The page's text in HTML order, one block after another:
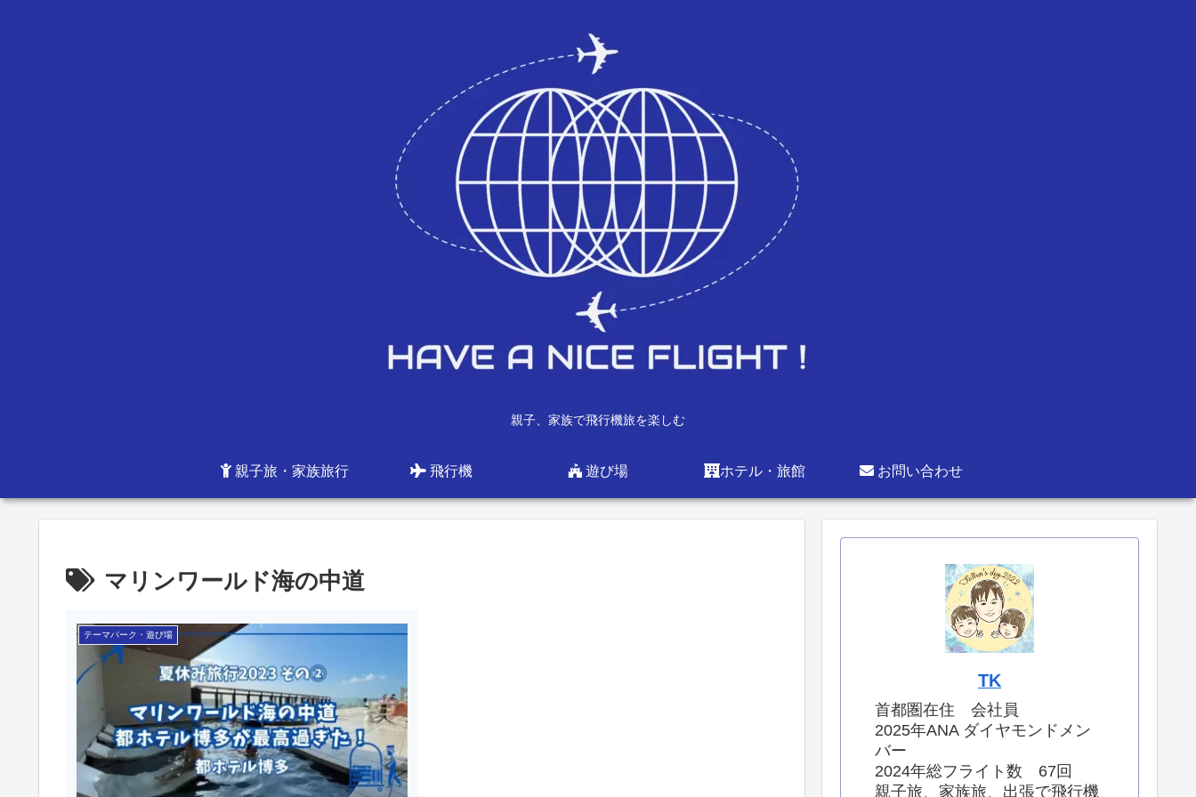
親子、家族で飛行機旅を楽しむ
親子旅・家族旅行 飛行機 遊び場 ホテル・旅館 お問い合わせ
マリンワールド海の中道
テーマパーク・遊び場
TK
首都圏在住 会社員
2025年ANA ダイヤモンドメン
バー
2024年総フライト数 67回
親子旅、家族旅、出張で飛行機